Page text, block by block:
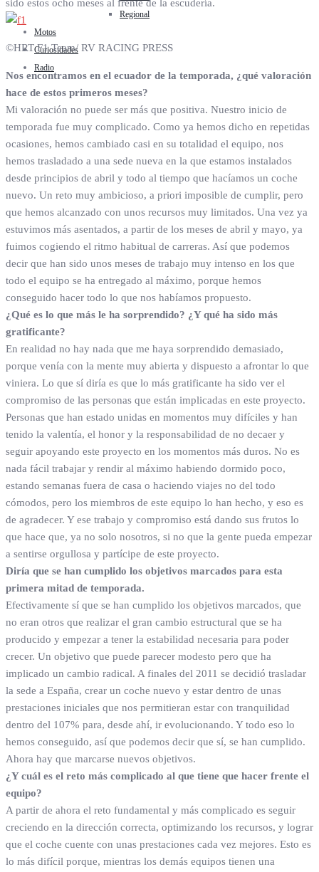
Regional
Motos
Curiosidades
Radio
sido estos ocho meses al frente de la escudería.
©HRT F1 Team/ RV RACING PRESS
Nos encontramos en el ecuador de la temporada, ¿qué valoración
hace de estos primeros meses?
Mi valoración no puede ser más que positiva. Nuestro inicio de
temporada fue muy complicado. Como ya hemos dicho en repetidas
ocasiones, hemos cambiado casi en su totalidad el equipo, nos
hemos trasladado a una sede nueva en la que estamos instalados
desde principios de abril y todo al tiempo que hacíamos un coche
nuevo. Un reto muy ambicioso, a priori imposible de cumplir, pero
que hemos alcanzado con unos recursos muy limitados. Una vez ya
estuvimos más asentados, a partir de los meses de abril y mayo, ya
fuimos cogiendo el ritmo habitual de carreras. Así que podemos
decir que han sido unos meses de trabajo muy intenso en los que
todo el equipo se ha entregado al máximo, porque hemos
conseguido hacer todo lo que nos habíamos propuesto.
¿Qué es lo que más le ha sorprendido? ¿Y qué ha sido más
gratificante?
En realidad no hay nada que me haya sorprendido demasiado,
porque venía con la mente muy abierta y dispuesto a afrontar lo que
viniera. Lo que sí diría es que lo más gratificante ha sido ver el
compromiso de las personas que están implicadas en este proyecto.
Personas que han estado unidas en momentos muy difíciles y han
tenido la valentía, el honor y la responsabilidad de no decaer y
seguir apoyando este proyecto en los momentos más duros. No es
nada fácil trabajar y rendir al máximo habiendo dormido poco,
estando semanas fuera de casa o haciendo viajes no del todo
cómodos, pero los miembros de este equipo lo han hecho, y eso es
de agradecer. Y ese trabajo y compromiso está dando sus frutos lo
que hace que, ya no solo nosotros, si no que la gente pueda empezar
a sentirse orgullosa y partícipe de este proyecto.
Diría que se han cumplido los objetivos marcados para esta
primera mitad de temporada.
Efectivamente sí que se han cumplido los objetivos marcados, que
no eran otros que realizar el gran cambio estructural que se ha
producido y empezar a tener la estabilidad necesaria para poder
crecer. Un objetivo que puede parecer modesto pero que ha
implicado un cambio radical. A finales del 2011 se decidió trasladar
la sede a España, crear un coche nuevo y estar dentro de unas
prestaciones iniciales que nos permitieran estar con tranquilidad
dentro del 107% para, desde ahí, ir evolucionando. Y todo eso lo
hemos conseguido, así que podemos decir que sí, se han cumplido.
Ahora hay que marcarse nuevos objetivos.
¿Y cuál es el reto más complicado al que tiene que hacer frente el
equipo?
A partir de ahora el reto fundamental y más complicado es seguir
creciendo en la dirección correcta, optimizando los recursos, y lograr
que el coche cuente con unas prestaciones cada vez mejores. Esto es
lo más difícil porque, mientras los demás equipos tienen una